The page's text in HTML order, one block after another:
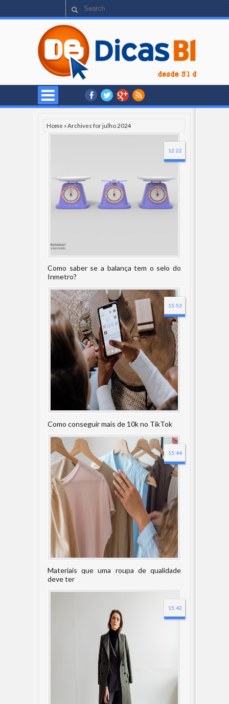
Home »Archives for julho 2024
Como saber se a balança tem o selo do
Inmetro?
12:22
Como conseguir mais de 10k no TikTok
15:53
Materiais que uma roupa de qualidade
deve ter
15:44
15:42